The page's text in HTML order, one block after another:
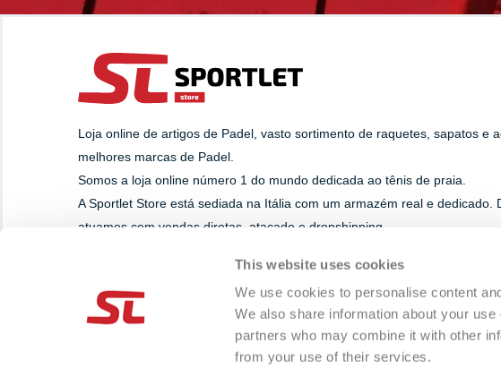
This website uses cookies
We use cookies to personalise content
We also share information about your
partners who may combine it with other
from your use of their services.
Loja online de artigos de Padel, vasto sortimento de raquetes, sapatos e
melhores marcas de Padel.
Somos a loja online número 1 do mundo dedicada ao tênis de praia.
A Sportlet Store está sediada na Itália com um armazém real e dedicado.
atuamos com vendas diretas, atacado e dropshipping.
Whatsapp
+39 393.8284629
Cookie Declaration